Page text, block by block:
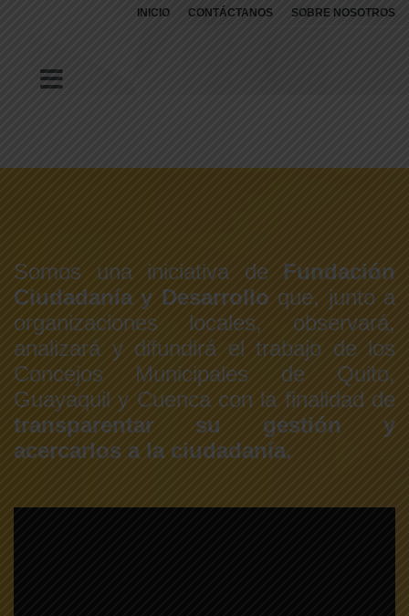
INICIO CONTÁCTANOS SOBRE NOSOTROS
Somos una iniciativa de Fundación
Ciudadanía y Desarrollo que, junto a
organizaciones locales, observará,
analizará y difundirá el trabajo de los
Concejos Municipales de Quito,
Guayaquil y Cuenca con la finalidad de
transparentar su gestión y
acercarlos a la ciudadanía.